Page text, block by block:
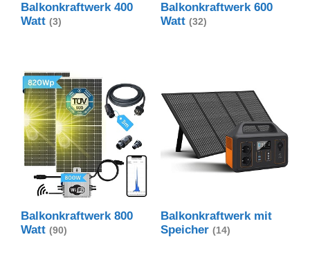
Balkonkraftwerk 400
Watt (3)
Balkonkraftwerk 600
Watt (32)
Balkonkraftwerk 800
Watt (90)
Balkonkraftwerk mit
Speicher (14)